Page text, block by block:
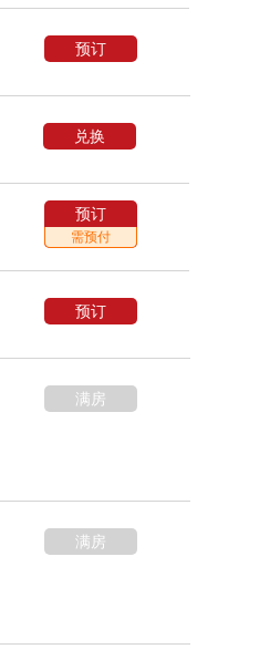
预订
兑换
预订
需预付
预订
满房
满房